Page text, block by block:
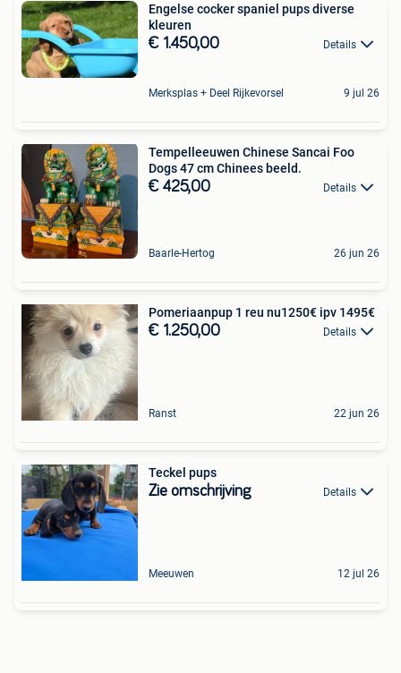
Engelse cocker spaniel pups diverse
kleuren
€ 1.450,00 Details
Merksplas + Deel Rijkevorsel 9 jul 26
Tempelleeuwen Chinese Sancai Foo
Dogs 47 cm Chinees beeld.
€ 425,00 Details
Baarle-Hertog 26 jun 26
Pomeriaanpup 1 reu nu1250€ ipv 1495€
€ 1.250,00 Details
Ranst 22 jun 26
Teckel pups
Zie omschrijving Details
Meeuwen 12 jul 26